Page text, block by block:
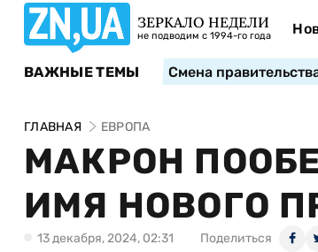
ЗЕРКАЛО НЕДЕЛИ
не подводим с 1994-го года
ВАЖНЫЕ ТЕМЫ Смена
ГЛАВНАЯ ЕВРОПА
МАКРОН
ИМЯ НОВОГО
13 декабря, 2024, 02:31 Поделиться